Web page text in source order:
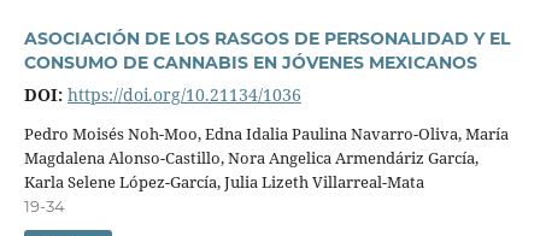
ASOCIACIÓN DE LOS RASGOS DE PERSONALIDAD Y EL
CONSUMO DE CANNABIS EN JÓVENES MEXICANOS
DOI: https://doi.org/10.21134/1036
Pedro Moisés Noh-Moo, Edna Idalia Paulina Navarro-Oliva, Marí­a
Magdalena Alonso-Castillo, Nora Angelica Armendáriz Garcí­a,
Karla Selene López-Garcí­a, Julia Lizeth Villarreal-Mata
19-34